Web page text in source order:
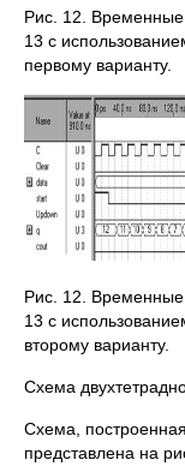
Рис. 12.
13 с
первому варианту.
Рис. 12.
13 с
второму варианту.
Схема
Схема,
представлена на